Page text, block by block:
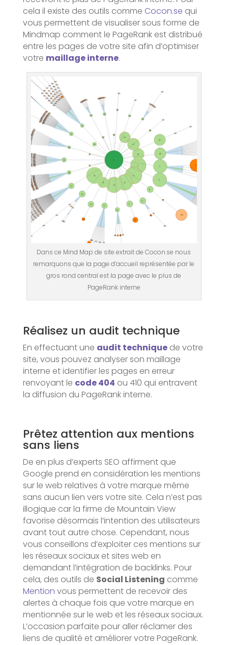
cela il existe des outils comme Cocon.se qui
vous permettent de visualiser sous forme de
Mindmap comment le PageRank est distribué
entre les pages de votre site afin d’optimiser
votre maillage interne.
Dans ce Mind Map de site extrait de Cocon.se nous
remarquons que la page d’accueil représentée par le
gros rond central est la page avec le plus de
PageRank interne
Réalisez un audit technique
En effectuant une audit techniquede votre
site, vous pouvez analyser son maillage
interne et identifier les pages en erreur
renvoyant le code 404 ou 410 qui entravent
la diffusion du PageRank interne.
Prêtez attention aux mentions
sans liens
De en plus d’experts SEO affirment que
Google prend en considération les mentions
sur le web relatives à votre marque même
sans aucun lien vers votre site. Cela n’est pas
illogique car la firme de Mountain View
favorise désormais l’intention des utilisateurs
avant tout autre chose. Cependant, nous
vous conseillons d’exploiter ces mentions sur
les réseaux sociaux et sites web en
demandant l’intégration de backlinks. Pour
cela, des outils de Social Listening comme
Mention vous permettent de recevoir des
alertes à chaque fois que votre marque en
mentionnée sur le web et les réseaux sociaux.
L’occasion parfaite pour aller réclamer des
liens de qualité et améliorer votre PageRank.